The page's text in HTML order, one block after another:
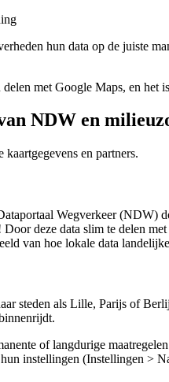
hun data op de juiste
met Google Maps, en
NDW en
en partners.
Wegverkeer (NDW)
deze data slim te delen
van hoe lokale data
steden als Lille, Parijs of
of langdurige
instellingen (Instellingen >